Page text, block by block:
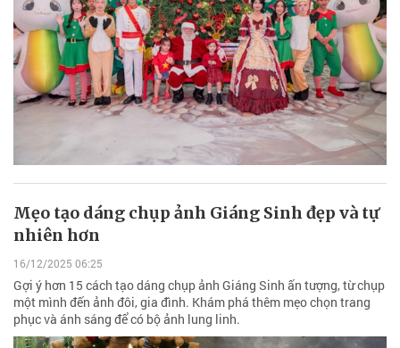
Mẹo tạo dáng chụp ảnh Giáng Sinh đẹp và tự
nhiên hơn
16/12/2025 06:25
Gợi ý hơn 15 cách tạo dáng chụp ảnh Giáng Sinh ấn tượng, từ chụp
một mình đến ảnh đôi, gia đình. Khám phá thêm mẹo chọn trang
phục và ánh sáng để có bộ ảnh lung linh.